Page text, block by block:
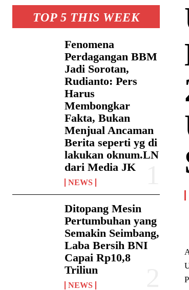
TOP 5 THIS WEEK
Fenomena
Perdagangan BBM
Jadi Sorotan,
Rudianto: Pers
Harus
Membongkar
Fakta, Bukan
Menjual Ancaman
Berita seperti yg di
lakukan oknum.LN
dari Media JK
NEWS
Ditopang Mesin
Pertumbuhan yang
Semakin Seimbang,
Laba Bersih BNI
Capai Rp10,8
Triliun
NEWS